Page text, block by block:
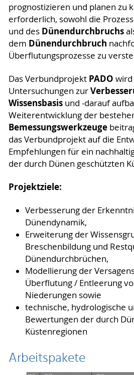
prognostizieren und planen zu
erforderlich, sowohl die
und des Dünendurchbruchs
dem Dünendurchbruch
Überflutungsprozesse zu
Das Verbundprojekt PADO wird
Untersuchungen zur
Wissensbasisund -darauf
Weiterentwicklung der
Bemessungswerkzeuge
das Verbundprojekt auf die
Empfehlungen für ein
der durch Dünen geschützten
Projektziele:
Verbesserung der
Dünendynamik,
Erweiterung der
Breschenbildung und
Dünendurchbrüchen,
Modellierung der
Überflutung / Entleerung
Niederungen sowie
technische, hydrologische
Bewertungen der durch
Küstenregionen
Arbeitspakete